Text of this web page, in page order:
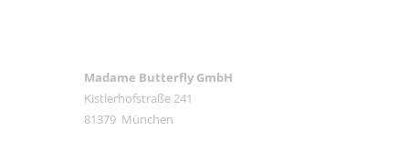
Madame Butterfly GmbH
Kistlerhofstraße 241
81379 München